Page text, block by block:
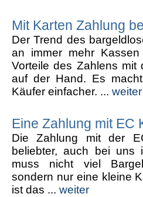
Mit Karten Zahlung
Der Trend des
an immer mehr
Vorteile des Zahlens mit
auf der Hand. Es
Käufer einfacher. ... weiter
Eine Zahlung mit EC
Die Zahlung mit der
beliebter, auch bei uns
muss nicht viel
sondern nur eine kleine
ist das ... weiter